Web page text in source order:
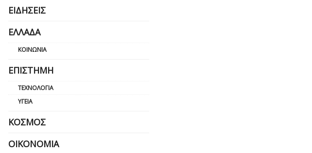
ΕΙΔΉΣΕΙΣ
ΕΛΛΆΔΑ
ΚΟΙΝΩΝΊΑ
ΕΠΙΣΤΉΜΗ
ΤΕΧΝΟΛΟΓΊΑ
ΥΓΕΊΑ
ΚΌΣΜΟΣ
ΟΙΚΟΝΟΜΊΑ